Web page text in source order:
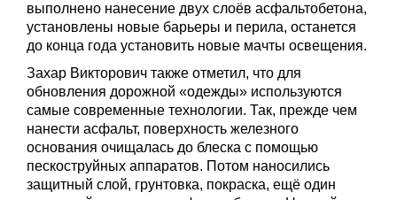
выполнено нанесение двух слоёв асфальтобетона,
установлены новые барьеры и перила, останется
до конца года установить новые мачты освещения.
Захар Викторович также отметил, что для
обновления дорожной «одежды» используются
самые современные технологии. Так, прежде чем
нанести асфальт, поверхность железного
основания очищалась до блеска с помощью
пескоструйных аппаратов. Потом наносились
защитный слой, грунтовка, покраска, ещё один